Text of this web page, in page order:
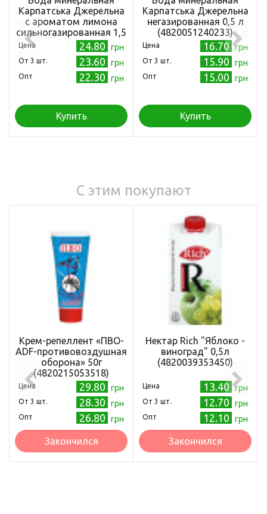
Карпатська Джерельна
с ароматом лимона
сильногазированная 1,5
л (4820051240608)
Цена 24.80 грн
Oт 3 шт. 23.60 грн
Опт 22.30 грн
Купить
Карпатська Джерельна
негазированная 0,5 л
(4820051240233)
Цена 16.70 грн
Oт 3 шт. 15.90 грн
Опт 15.00 грн
Купить
С этим покупают
Крем-репеллент «ПВО-
ADF-противовоздушная
оборона» 50г
(4820215053518)
Цена 29.80 грн
Oт 3 шт. 28.30 грн
Опт 26.80 грн
Закончился
Нектар Rich "Яблоко -
виноград" 0,5л
(4820039353450)
Цена 13.40 грн
Oт 3 шт. 12.70 грн
Опт 12.10 грн
Закончился